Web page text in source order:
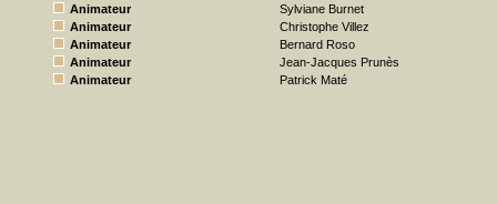
Animateur
Sylviane Burnet
Animateur
Christophe Villez
Animateur
Bernard Roso
Animateur
Jean-Jacques Prunès
Animateur
Patrick Maté